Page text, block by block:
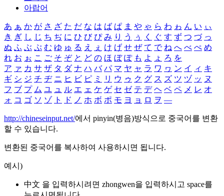
아랍어
あ ぁ か が さ ざ た だ な は ば ぱ ま や ゃ ら わ ゎ ん い ぃ
き ぎ し じ ち ぢ に ひ び ぴ み り う ぅ く ぐ す ず つ づ っ
ぬ ふ ぶ ぷ む ゆ ゅ る え ぇ け げ せ ぜ て で ね へ べ ぺ め
れ お ぉ こ ご そ ぞ と ど の ほ ぼ ぽ も よ ょ ろ を
ア ァ カ サ ザ タ ダ ナ ハ バ パ マ ヤ ャ ラ ワ ヮ ン イ ィ キ
ギ シ ジ チ ヂ ニ ヒ ビ ピ ミ リ ウ ゥ ク グ ス ズ ツ ヅ ッ ヌ
フ ブ プ ム ユ ュ ル エ ェ ケ ゲ セ ゼ テ デ ヘ ベ ペ メ レ オ
ォ コ ゴ ソ ゾ ト ド ノ ホ ボ ポ モ ヨ ョ ロ ヲ ―
http://chineseinput.net/에서 pinyin(병음)방식으로 중국어를 변환
할 수 있습니다.
변환된 중국어를 복사하여 사용하시면 됩니다.
예시)
中文 을 입력하시려면 zhongwen을 입력하시고 space를